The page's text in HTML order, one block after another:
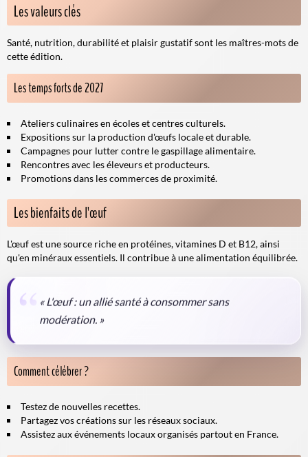
Les valeurs clés
Santé, nutrition, durabilité et plaisir gustatif sont les maîtres-mots de
cette édition.
Les temps forts de 2027
Ateliers culinaires en écoles et centres culturels.
Expositions sur la production d'œufs locale et durable.
Campagnes pour lutter contre le gaspillage alimentaire.
Rencontres avec les éleveurs et producteurs.
Promotions dans les commerces de proximité.
Les bienfaits de l'œuf
L'œuf est une source riche en protéines, vitamines D et B12, ainsi
qu'en minéraux essentiels. Il contribue à une alimentation équilibrée.
« L'œuf : un allié santé à consommer sans
modération. »
Comment célébrer ?
Testez de nouvelles recettes.
Partagez vos créations sur les réseaux sociaux.
Assistez aux événements locaux organisés partout en France.